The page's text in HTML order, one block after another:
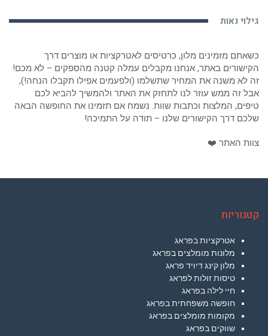
גילוי נאות
כשאתם מזמינים מלון, כרטיסים לאטרקציות או מוצרים דרך
הקישורים באתר, אנחנו מקבלים עמלה קטנה מהספקים – לא מכם!
זה לא משנה את המחיר שתשלמו (ולפעמים אפילו תקבלו הנחה!),
אבל זה ממש עוזר לנו לתחזק את האתר ולהמשיך להביא לכם
טיפים, המלצות וכתבות שוות. נשמח אם תזמינו את החופשה הבאה
שלכם דרך הקישורים שלנו – תודה על התמיכה!
צוות האתר ❤️
קטגוריות
אטרקציות בפראג
מלונות מומלצים בפראג
מלון קינג דיויד פראג
טיסות זולות לפראג
חיי לילה בפראג
חופשה משפחתית בפראג
מקומות מומלצים בפראג
שווקים בפראג